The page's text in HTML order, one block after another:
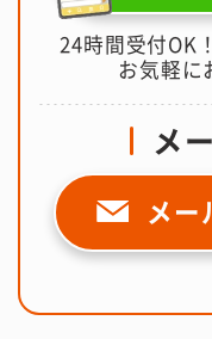
24時間受付OK
お気軽に
メ
メー